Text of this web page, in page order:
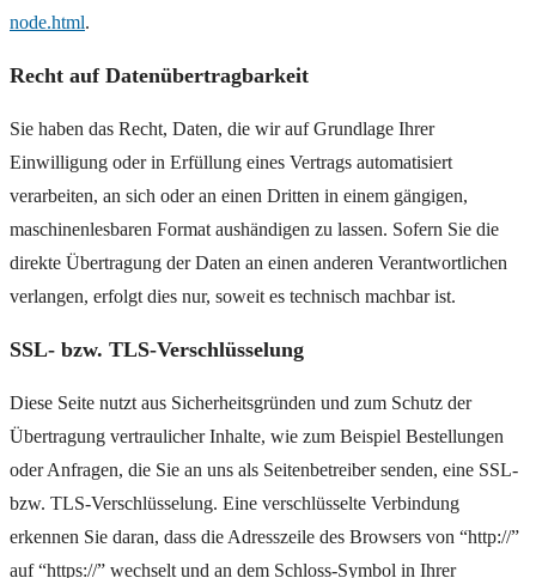
node.html.
Recht auf Datenübertragbarkeit
Sie haben das Recht, Daten, die wir auf Grundlage Ihrer
Einwilligung oder in Erfüllung eines Vertrags automatisiert
verarbeiten, an sich oder an einen Dritten in einem gängigen,
maschinenlesbaren Format aushändigen zu lassen. Sofern Sie die
direkte Übertragung der Daten an einen anderen Verantwortlichen
verlangen, erfolgt dies nur, soweit es technisch machbar ist.
SSL- bzw. TLS-Verschlüsselung
Diese Seite nutzt aus Sicherheitsgründen und zum Schutz der
Übertragung vertraulicher Inhalte, wie zum Beispiel Bestellungen
oder Anfragen, die Sie an uns als Seitenbetreiber senden, eine SSL-
bzw. TLS-Verschlüsselung. Eine verschlüsselte Verbindung
erkennen Sie daran, dass die Adresszeile des Browsers von “http://”
auf “https://” wechselt und an dem Schloss-Symbol in Ihrer